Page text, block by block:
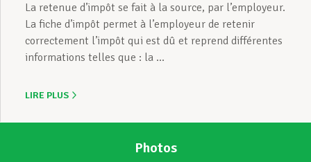
La retenue d’impôt se fait à la source, par l’employeur.
La fiche d’impôt permet à l’employeur de retenir
correctement l’impôt qui est dû et reprend différentes
informations telles que : la ...
LIRE PLUS
Photos